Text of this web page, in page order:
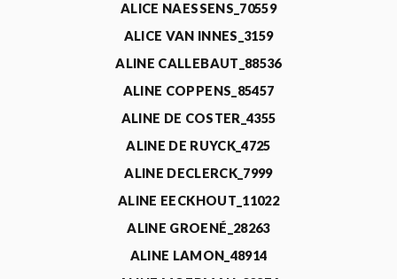
ALICE NAESSENS_70559
ALICE VAN INNES_3159
ALINE CALLEBAUT_88536
ALINE COPPENS_85457
ALINE DE COSTER_4355
ALINE DE RUYCK_4725
ALINE DECLERCK_7999
ALINE EECKHOUT_11022
ALINE GROENÉ_28263
ALINE LAMON_48914